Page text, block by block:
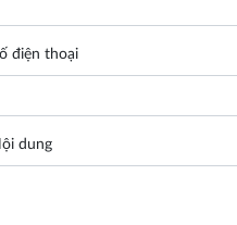
điện thoại
dung